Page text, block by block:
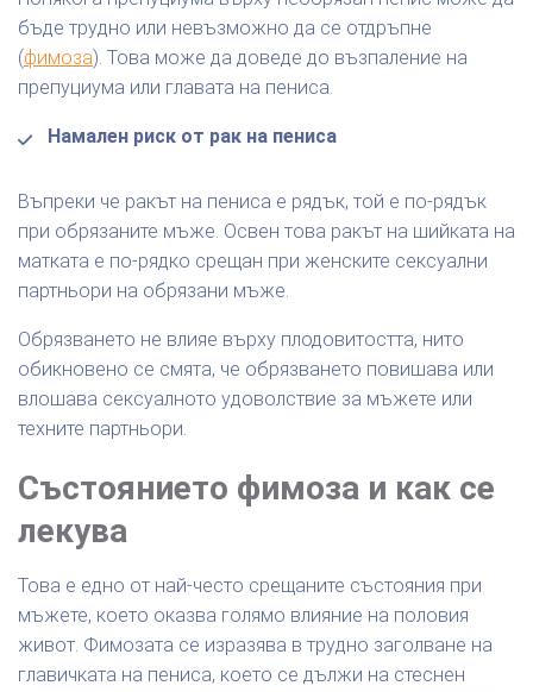
бъде трудно или невъзможно да се отдръпне
(фимоза). Това може да доведе до възпаление на
препуциума или главата на пениса.
Намален риск от рак на пениса
Въпреки че ракът на пениса е рядък, той е по-рядък
при обрязаните мъже. Освен това ракът на шийката на
матката е по-рядко срещан при женските сексуални
партньори на обрязани мъже.
Обрязването не влияе върху плодовитостта, нито
обикновено се смята, че обрязването повишава или
влошава сексуалното удоволствие за мъжете или
техните партньори.
Състоянието фимоза и как се
лекува
Това е едно от най-често срещаните състояния при
мъжете, което оказва голямо влияние на половия
живот. Фимозата се изразява в трудно заголване на
главичката на пениса, което се дължи на стеснен